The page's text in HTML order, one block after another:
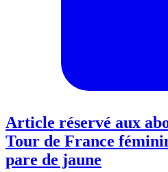
Article réservé aux
Tour de France
pare de jaune